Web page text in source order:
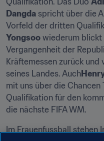
Dangda spricht über die
Vorfeld der dritten
Yongsoo wiederum blickt
Vergangenheit der
Kräftemessen zurück
seines Landes. Auch
mit uns über die
Qualifikation für den
die nächste FIFA WM.